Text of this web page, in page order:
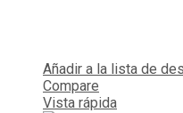
Añadir a la lista de
Compare
Vista rápida